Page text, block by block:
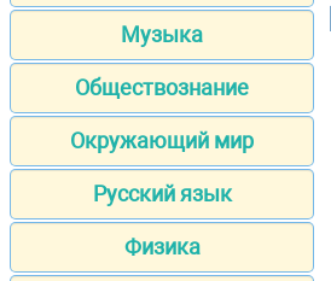
Музыка
Обществознание
Окружающий мир
Русский язык
Физика